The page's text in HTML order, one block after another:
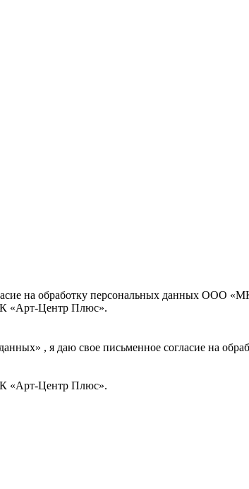
на обработку персональных данных ООО
«Арт-Центр Плюс».
, я даю свое письменное согласие на
«Арт-Центр Плюс».